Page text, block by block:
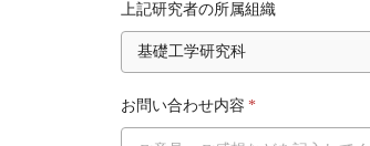
上記研究者の所属組織
お問い合わせ内容 *